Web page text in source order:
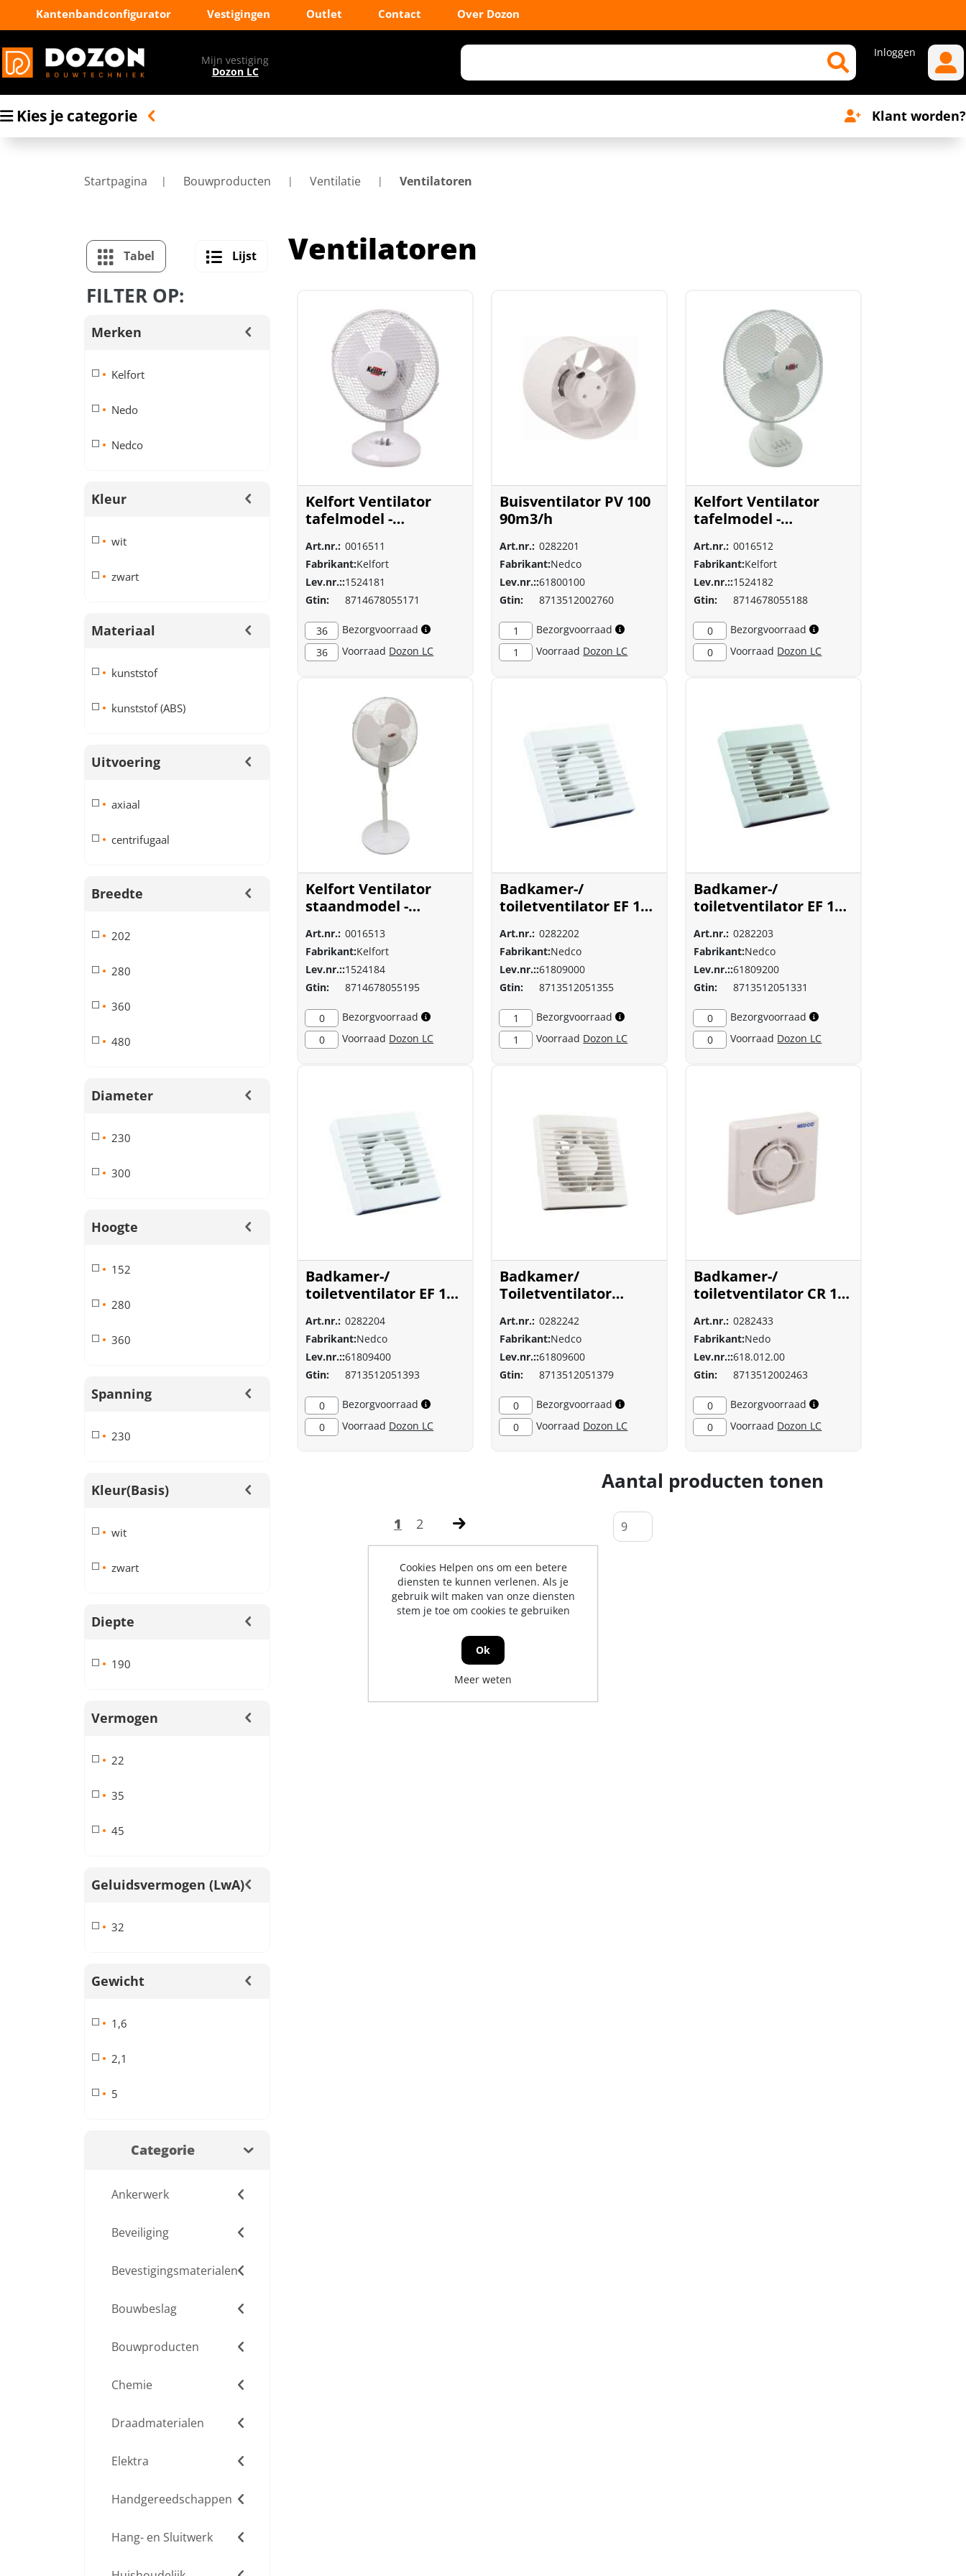
Kantenbandconfigurator Vestigingen Outlet Contact Over Dozon
Mijn vestiging
Dozon LC
Inloggen
Kies je categorie Klant worden?
Startpagina Bouwproducten Ventilatie Ventilatoren
Tabel Lijst
FILTER OP:
Merken
Kelfort
Nedo
Nedco
Kleur
wit
zwart
Materiaal
kunststof
kunststof (ABS)
Uitvoering
axiaal
centrifugaal
Breedte
202
280
360
480
Diameter
230
300
Hoogte
152
280
360
Spanning
230
Kleur(basis)
wit
zwart
Diepte
190
Vermogen
22
35
45
Geluidsvermogen (LwA)
32
Gewicht
1,6
2,1
5
Categorie
Ankerwerk
Beveiliging
Bevestigingsmaterialen
Bouwbeslag
Bouwproducten
Chemie
Draadmaterialen
Elektra
Handgereedschappen
Hang- en Sluitwerk
Ventilatoren
Kelfort Ventilator
tafelmodel -
Art.nr.: 0016511
Fabrikant:Kelfort
Lev.nr.::1524181
Gtin:
8714678055171
36
Bezorgvoorraad
36
Voorraad Dozon LC
Buisventilator PV 100
90m3/h
Art.nr.: 0282201
Fabrikant:Nedco
Lev.nr.::61800100
Gtin:
8713512002760
1
Bezorgvoorraad
1
Voorraad Dozon LC
Kelfort Ventilator
tafelmodel -
Art.nr.: 0016512
Fabrikant:Kelfort
Lev.nr.::1524182
Gtin:
8714678055188
0
Bezorgvoorraad
0
Voorraad Dozon LC
Kelfort Ventilator
staandmodel -
Art.nr.: 0016513
Fabrikant:Kelfort
Lev.nr.::1524184
Gtin:
8714678055195
0
Bezorgvoorraad
0
Voorraad Dozon LC
Badkamer-/
toiletventilator EF 100
Art.nr.: 0282202
Fabrikant:Nedco
Lev.nr.::61809000
Gtin:
8713512051355
1
Bezorgvoorraad
1
Voorraad Dozon LC
Badkamer-/
toiletventilator EF 100
Art.nr.: 0282203
Fabrikant:Nedco
Lev.nr.::61809200
Gtin:
8713512051331
0
Bezorgvoorraad
0
Voorraad Dozon LC
Badkamer-/
toiletventilator EF 120
Art.nr.: 0282204
Fabrikant:Nedco
Lev.nr.::61809400
Gtin:
8713512051393
0
Bezorgvoorraad
0
Voorraad Dozon LC
Badkamer/
Toiletventilator
Art.nr.: 0282242
Fabrikant:Nedco
Lev.nr.::61809600
Gtin:
8713512051379
0
Bezorgvoorraad
0
Voorraad Dozon LC
Badkamer-/
toiletventilator CR 100
Art.nr.: 0282433
Fabrikant:Nedo
Lev.nr.::618.012.00
Gtin:
8713512002463
0
Bezorgvoorraad
0
Voorraad Dozon LC
1 2
Aantal producten tonen
Cookies Helpen ons om een betere
diensten te kunnen verlenen. Als je
gebruik wilt maken van onze diensten
stem je toe om cookies te gebruiken
Ok
Meer weten